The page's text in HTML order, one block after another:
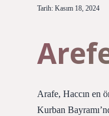
Tarih: Kasım 18, 2024
Arafe, Haccın en
Kurban